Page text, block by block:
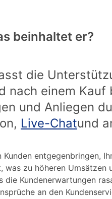
beinhaltet er?
die
nach einem
und Anliegen
Live-Chatund
entgegenbringen,
zu höheren Umsätzen
Kundenerwartungen
an den